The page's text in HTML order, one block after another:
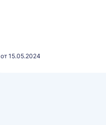
от 15.05.2024